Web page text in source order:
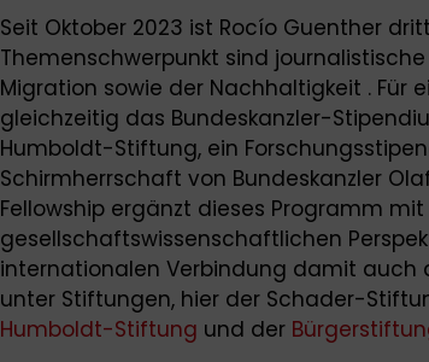
Seit Oktober 2023 ist Rocío Guenther
Themenschwerpunkt sind
Migration sowie der Nachhaltigkeit . Für
gleichzeitig das Bundeskanzler-
Humboldt-Stiftung, ein
Schirmherrschaft von Bundeskanzler
Fellowship ergänzt dieses Programm
gesellschaftswissenschaftlichen
internationalen Verbindung damit auch
unter Stiftungen, hier der Schader-
Humboldt-Stiftung und der